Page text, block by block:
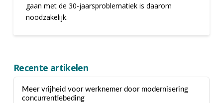
gaan met de 30-jaarsproblematiek is daarom
noodzakelijk.
Recente artikelen
Meer vrijheid voor werknemer door modernisering
concurrentiebeding